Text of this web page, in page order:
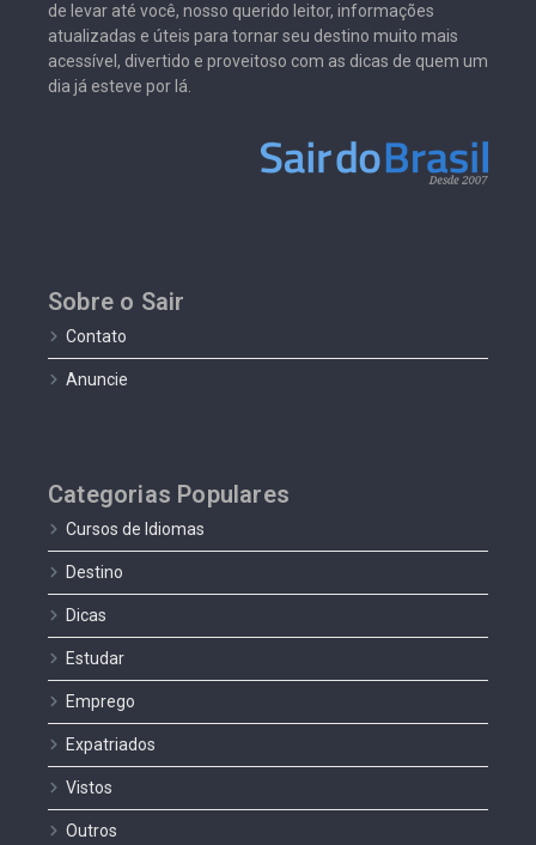
de levar até você, nosso querido leitor, informações
atualizadas e úteis para tornar seu destino muito mais
acessível, divertido e proveitoso com as dicas de quem um
dia já esteve por lá.
Sobre o Sair
Contato
Anuncie
Categorias Populares
Cursos de Idiomas
Destino
Dicas
Estudar
Emprego
Expatriados
Vistos
Outros